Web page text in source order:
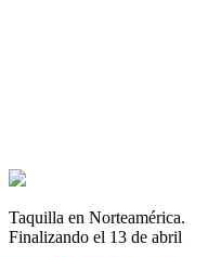
Taquilla en Norteamérica.
Finalizando el 13 de abril